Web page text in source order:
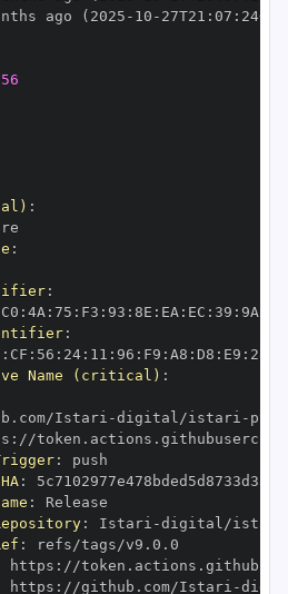
ago (2025 - 10 - 27T21 : 07 : 24+00
:
:
:
C0 : 4A : 75 : F3 : 93 : 8E : EA : EC : 39 : 9A
:
: CF : 56 : 24: 11 : 96 : F9 : A8 : D8 : E9 : 28
Name (critical) :
Istari -digital/istari -
:
:
:
:
: Istari -digital/istari
:
https :
https : //github.com/Istari -